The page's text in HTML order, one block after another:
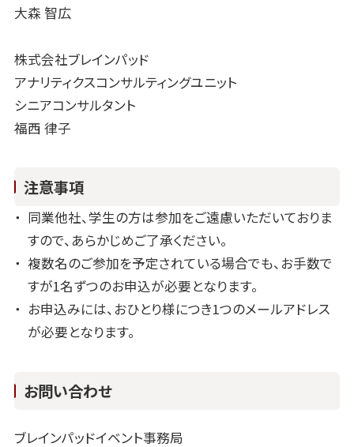
大森 智広
株式会社ブレインパッド
アナリティクスコンサルティングユニット
シニアコンサルタント
福西 律子
注意事項
同業他社、学生の方は参加をご遠慮いただいておりま
すので、あらかじめご了承ください。
複数名のご参加を予定されている場合でも、お手数で
すが1名ずつのお申込が必要となります。
お申込みには、おひとり様につき1つのメールアドレス
が必要となります。
お問い合わせ
ブレインパッドイベント事務局